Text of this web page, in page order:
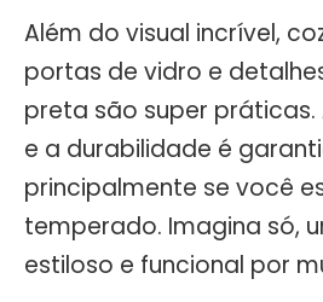
Além do visual incrível,
portas de vidro e
preta são super práticas.
e a durabilidade é
principalmente se você
temperado. Imagina só,
estiloso e funcional por